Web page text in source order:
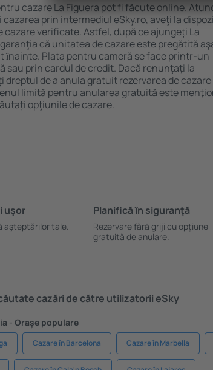
cazare La Figuera pot fi făcute online.
cazarea prin intermediul eSky.ro, aveţi la
cazare verificate. Astfel, după ce ajungeți La
că unitatea de cazare este pregătită
ȋnainte. Plata pentru cameră se face printr-un
sau prin cardul de credit. Dacă renunţaţi la
dreptul de a anula gratuit rezervarea de cazare
limită pentru anularea gratuită este
opţiunile de cazare.
uşor
aşteptărilor tale.
Planifică ȋn siguranţă
Rezervare fără griji cu opțiune
gratuită de anulare.
cazări de către utilizatorii eSky
- Orașe populare
Cazare în Barcelona Cazare în Marbella